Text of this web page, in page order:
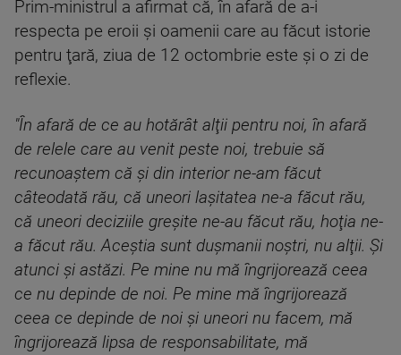
Prim-ministrul a afirmat că, în afară de a-i
respecta pe eroii şi oamenii care au făcut istorie
pentru ţară, ziua de 12 octombrie este şi o zi de
reflexie.
"În afară de ce au hotărât alţii pentru noi, în afară
de relele care au venit peste noi, trebuie să
recunoaştem că şi din interior ne-am făcut
câteodată rău, că uneori laşitatea ne-a făcut rău,
că uneori deciziile greşite ne-au făcut rău, hoţia ne-
a făcut rău. Aceştia sunt duşmanii noştri, nu alţii. Şi
atunci şi astăzi. Pe mine nu mă îngrijorează ceea
ce nu depinde de noi. Pe mine mă îngrijorează
ceea ce depinde de noi şi uneori nu facem, mă
îngrijorează lipsa de responsabilitate, mă